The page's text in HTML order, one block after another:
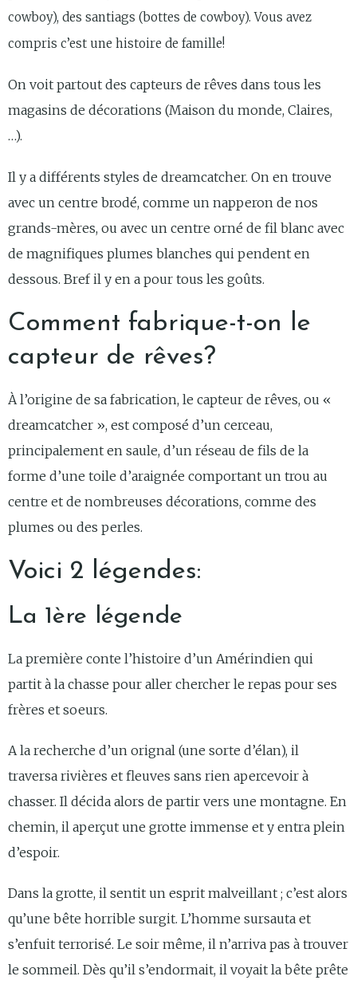
cowboy), des santiags (bottes de cowboy). Vous avez
compris c’est une histoire de famille!
On voit partout des capteurs de rêves dans tous les
magasins de décorations (Maison du monde, Claires,
…).
Il y a différents styles de dreamcatcher. On en trouve
avec un centre brodé, comme un napperon de nos
grands-mères, ou avec un centre orné de fil blanc avec
de magnifiques plumes blanches qui pendent en
dessous. Bref il y en a pour tous les goûts.
Comment fabrique-t-on le
capteur de rêves?
À l’origine de sa fabrication, le capteur de rêves, ou «
dreamcatcher », est composé d’un cerceau,
principalement en saule, d’un réseau de fils de la
forme d’une toile d’araignée comportant un trou au
centre et de nombreuses décorations, comme des
plumes ou des perles.
Voici 2 légendes:
La 1ère légende
La première conte l’histoire d’un Amérindien qui
partit à la chasse pour aller chercher le repas pour ses
frères et soeurs.
A la recherche d’un orignal (une sorte d’élan), il
traversa rivières et fleuves sans rien apercevoir à
chasser. Il décida alors de partir vers une montagne. En
chemin, il aperçut une grotte immense et y entra plein
d’espoir.
Dans la grotte, il sentit un esprit malveillant ; c’est alors
qu’une bête horrible surgit. L’homme sursauta et
s’enfuit terrorisé. Le soir même, il n’arriva pas à trouver
le sommeil. Dès qu’il s’endormait, il voyait la bête prête